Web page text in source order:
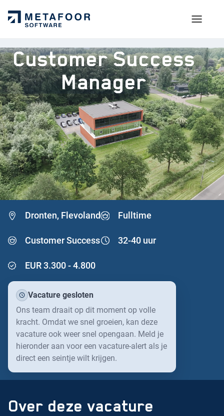
VOOR KANDIDATEN
Arbeidsvoorwaarden
Technologie & werkwijze
Sollicitatieproces
Open sollicitatie
Traineeships
OVER METAFOOR
Ons verhaal
Onze producten
Bereikbaarheid
PRIVACY & BEREIKBAARHEID
Contact
Privacy
Reizen vanaf station Dronten
Customer Success
Manager
Dronten, Flevoland
Customer Success
EUR 3.300 - 4.800
Fulltime
32-40 uur
Vacature gesloten
Ons team draait op dit moment op volle
kracht. Omdat we snel groeien, kan deze
vacature ook weer snel opengaan. Meld je
hieronder aan voor een vacature-alert als je
direct een seintje wilt krijgen.
Over deze vacature